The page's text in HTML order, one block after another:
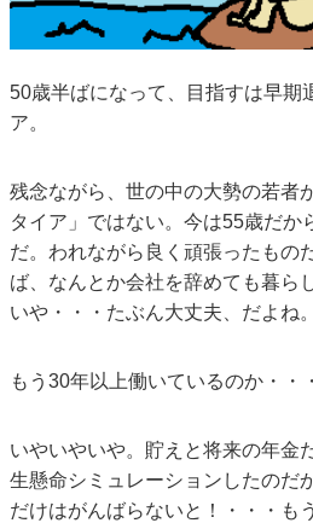
50歳半ばになって、目指すは早期
ア。
残念ながら、世の中の大勢の若者
タイア」ではない。今は55歳だか
だ。われながら良く頑張ったもの
ば、なんとか会社を辞めても暮ら
いや・・・たぶん大丈夫、だよね
もう30年以上働いているのか・・
いやいやいや。貯えと将来の年金
生懸命シミュレーションしたのだ
だけはがんばらないと！・・・も